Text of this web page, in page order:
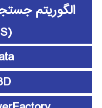
الگوریتم
(GELS)